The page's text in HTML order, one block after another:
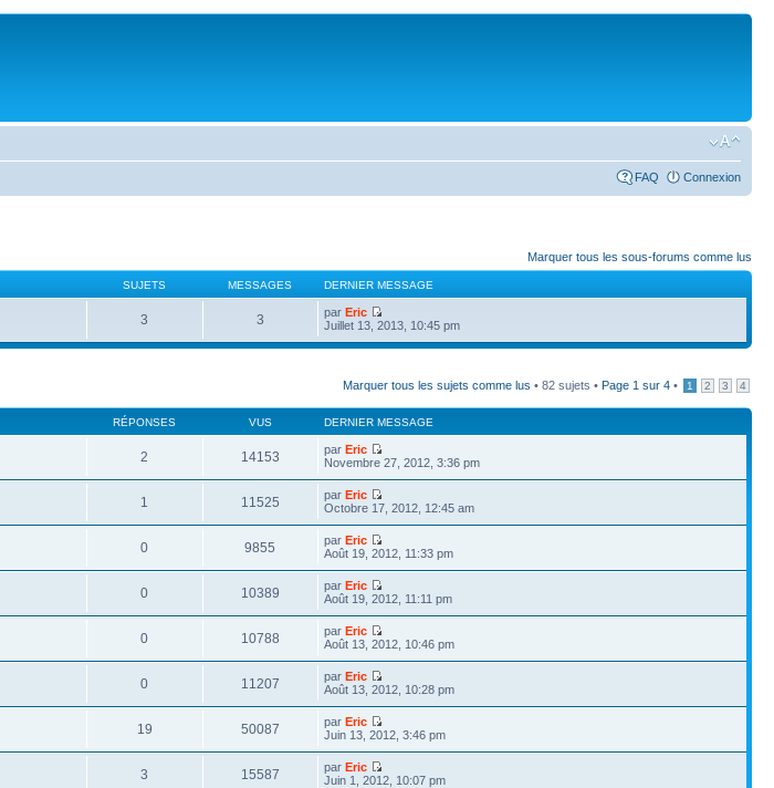
FAQ Connexion
Marquer tous les sous-forums comme lus
SUJETS MESSAGES DERNIER MESSAGE
3 3 parEric
Juillet 13, 2013, 10:45 pm
Marquer tous les sujets comme lus • 82 sujets • Page 1 sur 4 • 1 2 3 4
RÉPONSES VUS DERNIER MESSAGE
2 14153 parEric
Novembre 27, 2012, 3:36 pm
1 11525 parEric
Octobre 17, 2012, 12:45 am
0 9855 parEric
Août 19, 2012, 11:33 pm
0 10389 parEric
Août 19, 2012, 11:11 pm
0 10788 parEric
Août 13, 2012, 10:46 pm
0 11207 parEric
Août 13, 2012, 10:28 pm
19 50087 parEric
Juin 13, 2012, 3:46 pm
3 15587 parEric
Juin 1, 2012, 10:07 pm